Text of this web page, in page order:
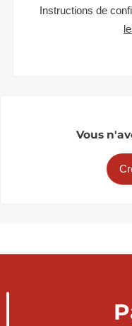
Instructions de
Vous